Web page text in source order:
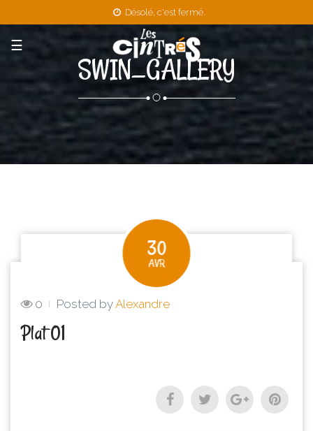
Désolé, c'est fermé.
☰
SWIN_GALLERY
30
AVR
0 Posted byAlexandre
Plat 01